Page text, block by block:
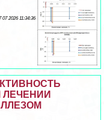
07 2026 11:34:36